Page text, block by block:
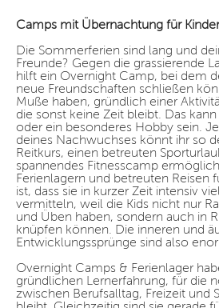
Camps mit Übernachtung für
Die Sommerferien sind lang und
Freunde? Gegen die grassierende
hilft ein Overnight Camp, bei dem
neue Freundschaften schließen
Muße haben, gründlich einer
die sonst keine Zeit bleibt. Das
oder ein besonderes Hobby sein.
deines Nachwuchses könnt ihr so
Reitkurs, einen betreuten
spannendes Fitnesscamp
Ferienlagern und betreuten Reisen
ist, dass sie in kurzer Zeit intensiv
vermitteln, weil die Kids nicht nur
und Üben haben, sondern auch in
knüpfen können. Die inneren und
Entwicklungssprünge sind also
Overnight Camps & Ferienlager
gründlichen Lernerfahrung, für die
zwischen Berufsalltag, Freizeit und